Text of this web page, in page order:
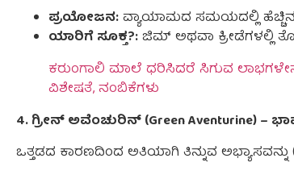
ಪ್ರಯೋಜನ:ವ್ಯಾಯಾಮದ ಸಮಯದಲ್ಲಿ ಹೆಚ್ಚಿನ
ಯಾರಿಗೆ ಸೂಕ್ತ?:ಜಿಮ್ ಅಥವಾ ಕ್ರೀಡೆಗಳಲ್ಲಿ
ಕರುಂಗಾಲಿ ಮಾಲೆ ಧರಿಸಿದರೆ ಸಿಗುವ
ವಿಶೇಷತೆ, ನಂಬಿಕೆಗಳು
4. ಗ್ರೀನ್ ಅವೆಂಚುರಿನ್ (Green Aventurine) –
ಒತ್ತಡದ ಕಾರಣದಿಂದ ಅತಿಯಾಗಿ ತಿನ್ನುವ ಅಭ್ಯಾಸವನ್ನು